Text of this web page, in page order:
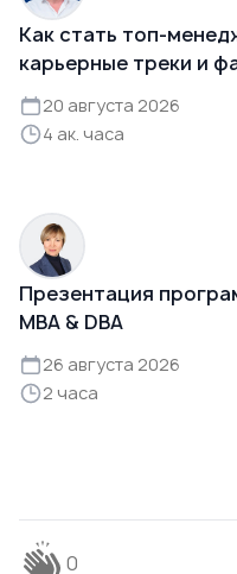
Как стать топ-
карьерные треки и
20 августа 2026
4 ак. часа
Презентация
MBA & DBA
26 августа 2026
2 часа
0